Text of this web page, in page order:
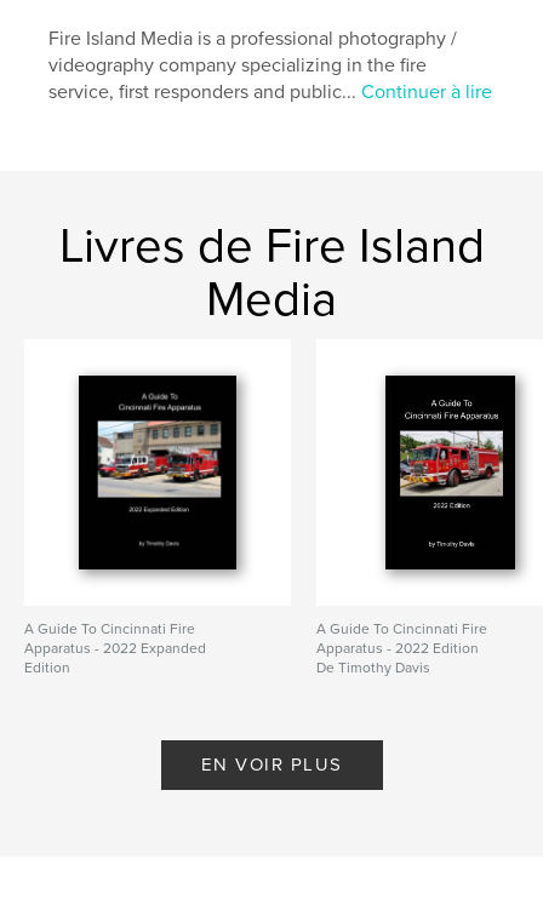
Fire Truck , Fire Engine , Cincinnati Fire Dept
Fire Island Media is a professional photography /
videography company specializing in the fire
service, first responders and public...Continuer à lire
Livres de Fire Island
Media
A Guide To Cincinnati Fire
Apparatus - 2022 Expanded
Edition
A Guide To Cincinnati Fire
Apparatus - 2022 Edition
De Timothy Davis
EN VOIR PLUS